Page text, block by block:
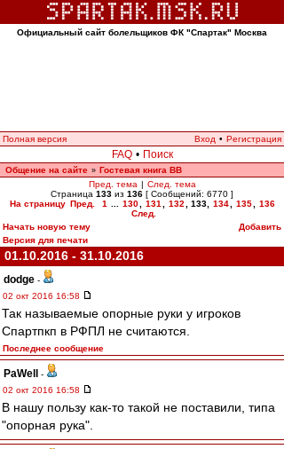
Официальный сайт болельщиков ФК "Спартак" Москва
Полная версия Вход • Регистрация
FAQ • Поиск
Общение на сайте » Гостевая книга ВВ
Пред. тема | След. тема
Страница 133 из 136 [ Сообщений: 6770 ]
На страницу Пред. 1 130 131 132 133, 134 135
136
След.
Начать новую тему
Добавить
Версия для печати
01.10.2016 - 31.10.2016
dodge -
02 окт 2016 16:58
Так называемые опорные руки у игроков
Спартпкп в РФПЛ не считаются.
Последнее сообщение
PaWell
-
02 окт 2016 16:58
В нашу пользу как-то такой не поставили, типа
"опорная рука".